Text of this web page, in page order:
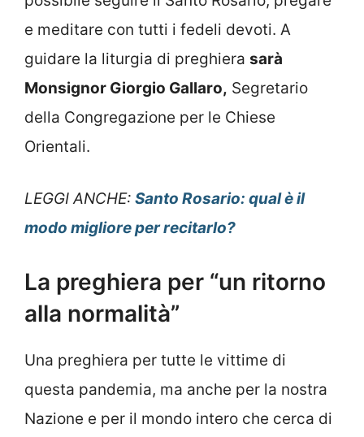
e meditare con tutti i fedeli devoti. A
guidare la liturgia di preghiera sarà
Monsignor Giorgio Gallaro, Segretario
della Congregazione per le Chiese
Orientali.
LEGGI ANCHE: Santo Rosario: qual è il
modo migliore per recitarlo?
La preghiera per “un ritorno
alla normalità”
Una preghiera per tutte le vittime di
questa pandemia, ma anche per la nostra
Nazione e per il mondo intero che cerca di